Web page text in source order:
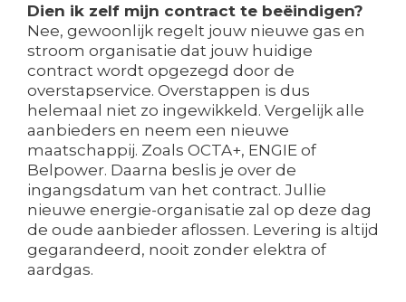
Dien ik zelf mijn contract te beëindigen?
Nee, gewoonlijk regelt jouw nieuwe gas en
stroom organisatie dat jouw huidige
contract wordt opgezegd door de
overstapservice. Overstappen is dus
helemaal niet zo ingewikkeld. Vergelijk alle
aanbieders en neem een nieuwe
maatschappij. Zoals OCTA+, ENGIE of
Belpower. Daarna beslis je over de
ingangsdatum van het contract. Jullie
nieuwe energie-organisatie zal op deze dag
de oude aanbieder aflossen. Levering is altijd
gegarandeerd, nooit zonder elektra of
aardgas.